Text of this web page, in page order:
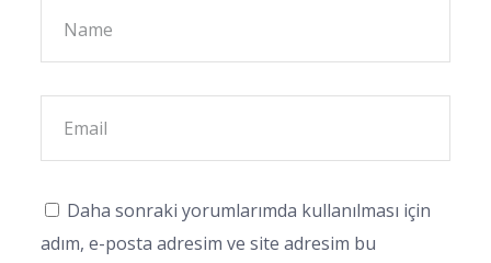
Daha sonraki yorumlarımda kullanılması için
adım, e-posta adresim ve site adresim bu